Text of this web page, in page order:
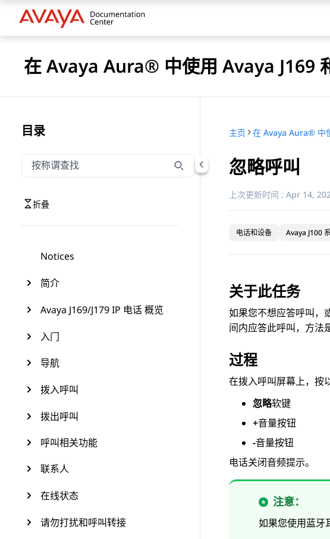
在 Avaya Aura® 中使用 Avaya J169
目录
按称谓筛选导航
输入内容以按称谓筛选导航项
折叠
Notices
简介
Avaya J169/J179 IP 电话 概览
入门
导航
拨入呼叫
拨出呼叫
呼叫相关功能
联系人
在线状态
请勿打扰和呼叫转接
主页
忽略呼叫
上次更新时间 : Apr 14,
电话和设备 Avaya J100
关于此任务
如果您不想应答呼叫，
间内应答此呼叫，方法
过程
在拨入呼叫屏幕上，按
忽略软键
+音量按钮
-音量按钮
电话关闭音频提示。
注意：
如果您使用蓝牙